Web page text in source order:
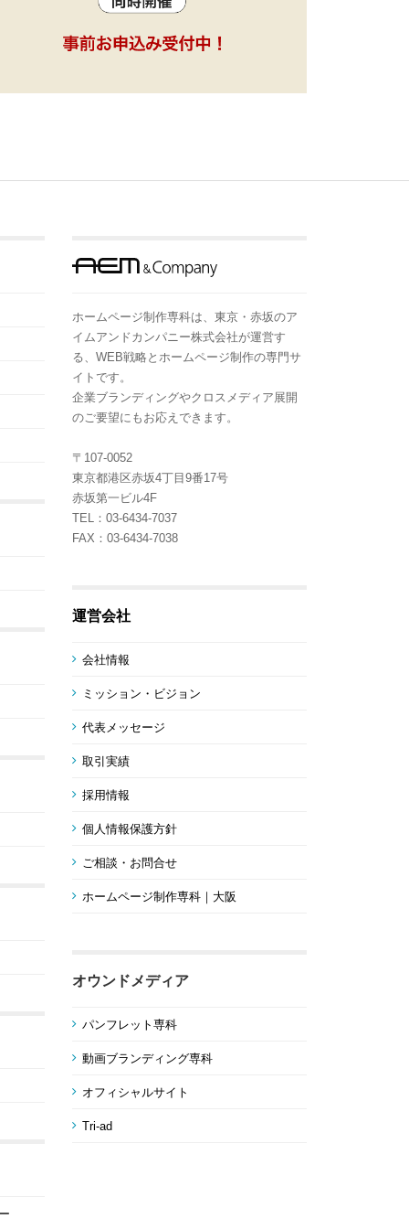
ホームページ制作専科は、東京・赤坂のア
イムアンドカンパニー株式会社が運営す
る、WEB戦略とホームページ制作の専門サ
イトです。
企業ブランディングやクロスメディア展開
のご要望にもお応えできます。
〒107-0052
東京都港区赤坂4丁目9番17号
赤坂第一ビル4F
TEL：03-6434-7037
FAX：03-6434-7038
運営会社
会社情報
ミッション・ビジョン
代表メッセージ
取引実績
採用情報
個人情報保護方針
ご相談・お問合せ
ホームページ制作専科｜大阪
オウンドメディア
パンフレット専科
動画ブランディング専科
オフィシャルサイト
Tri-ad